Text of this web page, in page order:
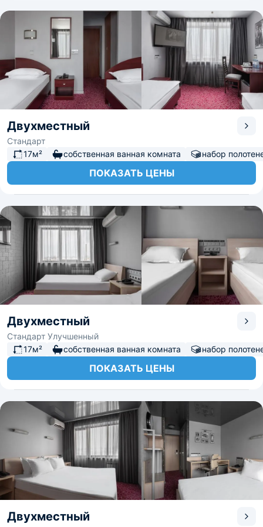
развязку: около отеля находятся остановки, с помощью
которых можно быстро добраться в любую точку
города. А также развлекательные заведения:
Планетарий, цирк, художественный музей, театр им. М.
Горького. Для любителей спортивных событий будет
плюсом расположение нового стадиона. Вся сеть
отелей «Marins Park Hotel» ориентирована на единичные
стандарты гостеприимства и высокий качественный
сервис.
Двухместный
Стандарт
17м²
собственная ванная комната набор
ПОКАЗАТЬ ЦЕНЫ
Двухместный
Стандарт Улучшенный
17м²
собственная ванная комната набор
ПОКАЗАТЬ ЦЕНЫ
Двухместный